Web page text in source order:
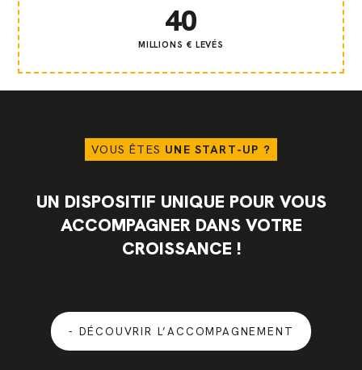
40
MILLIONS € LEVÉS
VOUS ÊTES UNE START-UP ?
UN DISPOSITIF UNIQUE POUR VOUS
ACCOMPAGNER DANS VOTRE
CROISSANCE !
DÉCOUVRIR L’ACCOMPAGNEMENT